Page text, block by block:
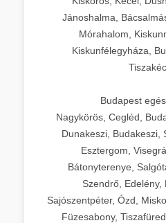
Jánoshalma,
Mórahalom,
Kiskunfélegyháza,
Budapest
Nagykörös, Cegléd,
Dunakeszi, Budakeszi,
Esztergom,
Bátonyterenye,
Szendrő, Edelény,
Sajószentpéter, Ózd,
Füzesabony,